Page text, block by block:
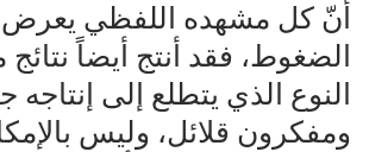
أنّ كل مشهده اللفظي
الضغوط، فقد أنتج أيضاً
النوع الذي يتطلع إلى إنتاجه
ومفكرون قلائل، وليس